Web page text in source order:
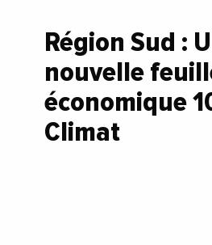
Région Sud :
nouvelle
économique
Climat